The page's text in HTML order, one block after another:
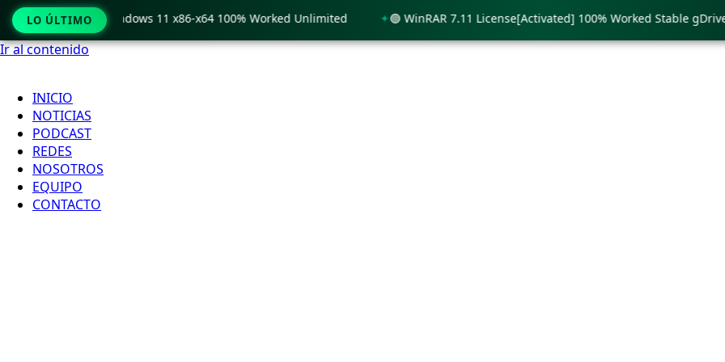
Ir al contenido
INICIO
NOTICIAS
PODCAST
REDES
NOSOTROS
EQUIPO
CONTACTO
LO ÚLTIMO
Crack only Windows 11 x86-x64 100% Worked Unlimited 🟢 WinRAR 7.11 License[Activated] 100% Worked Stable gDrive